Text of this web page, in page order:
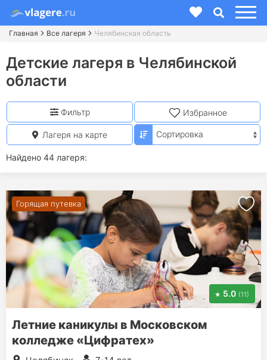
Главная Все лагеря Челябинская область
Детские лагеря в Челябинской
области
Найдено 44 лагеря:
Фильтр Избранное
Лагеря на карте
Горящая путевка
5.0 (11)
Летние каникулы в Московском
колледже «Цифратех»